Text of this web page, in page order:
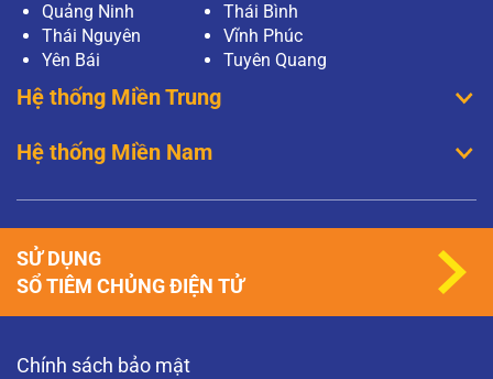
Quảng Ninh
Thái Bình
Thái Nguyên
Vĩnh Phúc
Yên Bái
Tuyên Quang
Hệ thống Miền Trung
Hệ thống Miền Nam
Chính sách bảo mật
SỬ DỤNG
SỔ TIÊM CHỦNG ĐIỆN TỬ